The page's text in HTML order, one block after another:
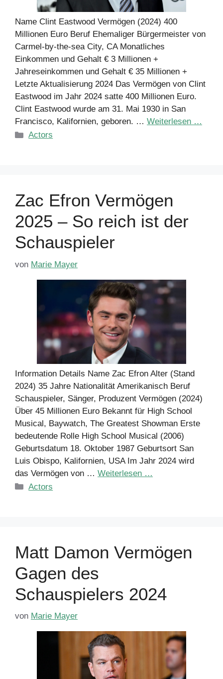
Name Clint Eastwood Vermögen (2024) 400
Millionen Euro Beruf Ehemaliger Bürgermeister von
Carmel-by-the-sea City, CA Monatliches
Einkommen und Gehalt € 3 Millionen +
Jahreseinkommen und Gehalt € 35 Millionen +
Letzte Aktualisierung 2024 Das Vermögen von Clint
Eastwood im Jahr 2024 satte 400 Millionen Euro.
Clint Eastwood wurde am 31. Mai 1930 in San
Francisco, Kalifornien, geboren. … Weiterlesen …
Kategorien
Actors
Zac Efron Vermögen
2025 – So reich ist der
Schauspieler
von Marie Mayer
Information Details Name Zac Efron Alter (Stand
2024) 35 Jahre Nationalität Amerikanisch Beruf
Schauspieler, Sänger, Produzent Vermögen (2024)
Über 45 Millionen Euro Bekannt für High School
Musical, Baywatch, The Greatest Showman Erste
bedeutende Rolle High School Musical (2006)
Geburtsdatum 18. Oktober 1987 Geburtsort San
Luis Obispo, Kalifornien, USA Im Jahr 2024 wird
das Vermögen von … Weiterlesen …
Kategorien
Actors
Matt Damon Vermögen
Gagen des
Schauspielers 2024
von Marie Mayer